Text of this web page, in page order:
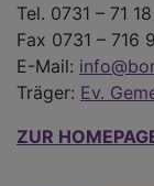
Tel. 0731 – 71
Fax 0731 – 716
E-Mail:
Träger: Ev.
ZUR